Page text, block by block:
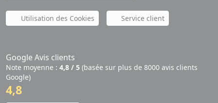
Utilisation des Cookies Service client
Google Avis clients
Note moyenne : 4,8 / 5 (basée sur plus de 8000 avis clients
Google)
4,8